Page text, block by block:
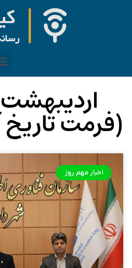
(فرمت تاریخ
اخبار مهم روز